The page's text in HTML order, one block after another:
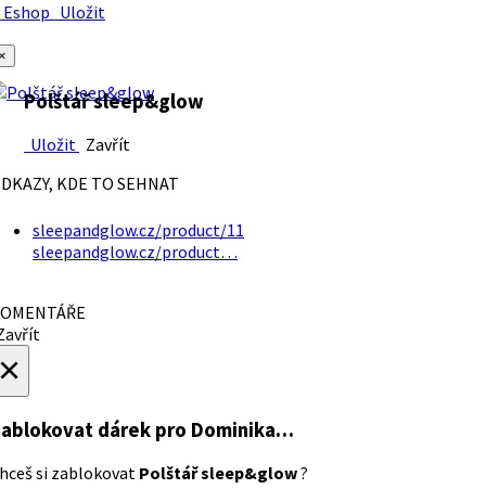
Uložit
Polštář sleep&glow
Uložit Zavřít
KDE TO SEHNAT
sleepandglow.cz/product/11
sleepandglow.cz/product…
dárek pro Dominika…
si zablokovat Polštář sleep&glow?